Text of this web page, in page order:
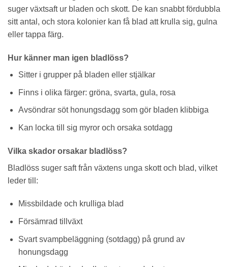
suger växtsaft ur bladen och skott. De kan snabbt fördubbla
sitt antal, och stora kolonier kan få blad att krulla sig, gulna
eller tappa färg.
Hur känner man igen bladlöss?
Sitter i grupper på bladen eller stjälkar
Finns i olika färger: gröna, svarta, gula, rosa
Avsöndrar söt honungsdagg som gör bladen klibbiga
Kan locka till sig myror och orsaka sotdagg
Vilka skador orsakar bladlöss?
Bladlöss suger saft från växtens unga skott och blad, vilket
leder till:
Missbildade och krulliga blad
Försämrad tillväxt
Svart svampbeläggning (sotdagg) på grund av
honungsdagg